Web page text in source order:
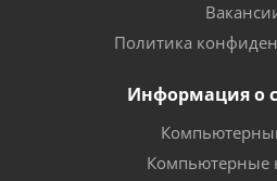
Политика
Информация о
Компьютерные